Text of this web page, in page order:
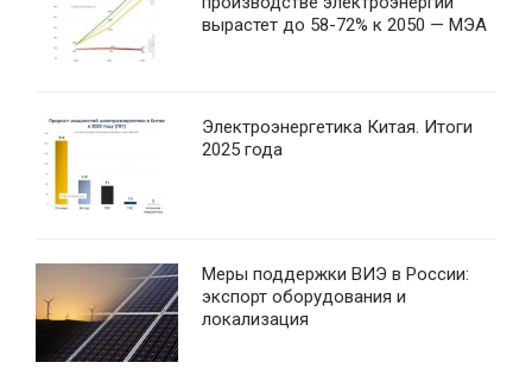
вырастет до 58-72% к 2050 — МЭА
Электроэнергетика Китая. Итоги
2025 года
Меры поддержки ВИЭ в России:
экспорт оборудования и
локализация